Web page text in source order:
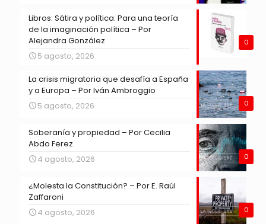
0
Libros: Sátira y política: Para una teoría
de la imaginación política – Por
Alejandra González
5 agosto, 2026
0
La crisis migratoria que desafía a España
y a Europa – Por Iván Ambroggio
5 agosto, 2026
0
Soberanía y propiedad – Por Cecilia
Abdo Ferez
4 agosto, 2026
0
¿Molesta la Constitución? – Por E. Raúl
Zaffaroni
4 agosto, 2026